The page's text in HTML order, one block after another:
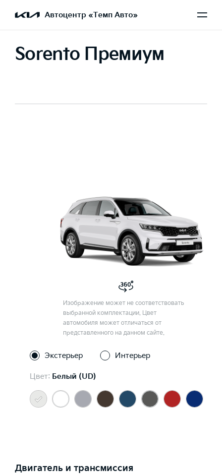
Автоцентр «Темп Авто»
Sorento Премиум
Изображение может не соответствовать
выбранной комплектации. Цвет
автомобиля может отличаться от
представленного на данном сайте.
Экстерьер Интерьер
Цвет: Белый (UD)
Двигатель и трансмиссия